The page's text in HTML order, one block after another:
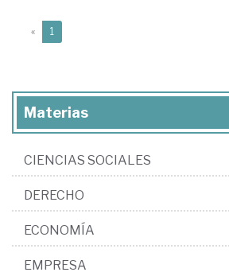
« 1
Materias
CIENCIAS SOCIALES
DERECHO
ECONOMÍA
EMPRESA